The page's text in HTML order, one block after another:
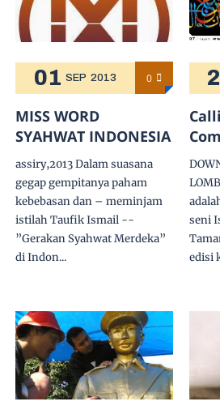
01 SEP 2013 0
MISS WORD
SYAHWAT INDONESIA
assiry,2013 Dalam suasana
gegap gempitanya paham
kebebasan dan – meminjam
istilah Taufik Ismail --
”Gerakan Syahwat Merdeka”
di Indon...
seni
edisi